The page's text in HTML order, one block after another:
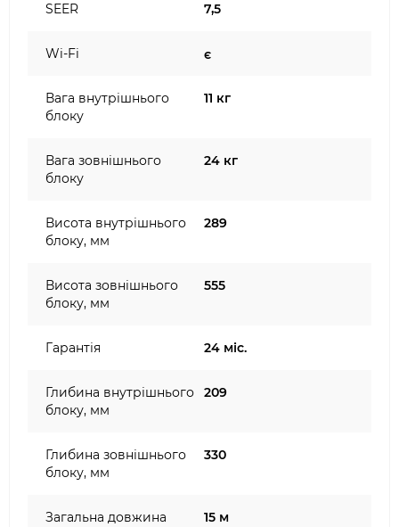
SEER 7,5
Wi-Fi є
Вага внутрішнього
блоку
11 кг
Вага зовнішнього
блоку
24 кг
Висота внутрішнього
блоку, мм
289
Висота зовнішнього
блоку, мм
555
Гарантія 24 міс.
Глибина внутрішнього
блоку, мм
209
Глибина зовнішнього
блоку, мм
330
Загальна довжина
15 м